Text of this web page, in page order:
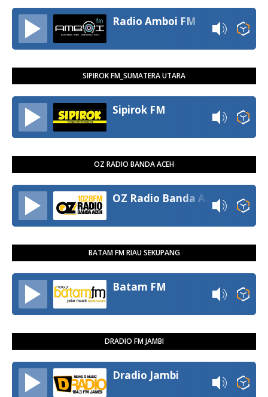
Radio Amboi FM
SIPIROK FM_SUMATERA UTARA
Sipirok FM
OZ RADIO BANDA ACEH
BATAM FM RIAU SEKUPANG
Batam FM
DRADIO FM JAMBI
Dradio Jambi